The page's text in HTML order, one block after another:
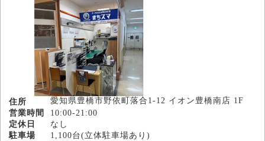
住所
愛知県豊橋市野依町落合1-12 イオン豊橋南店 1F
営業時間
10:00-21:00
定休日
なし
駐車場
1,100台(立体駐車場あり)